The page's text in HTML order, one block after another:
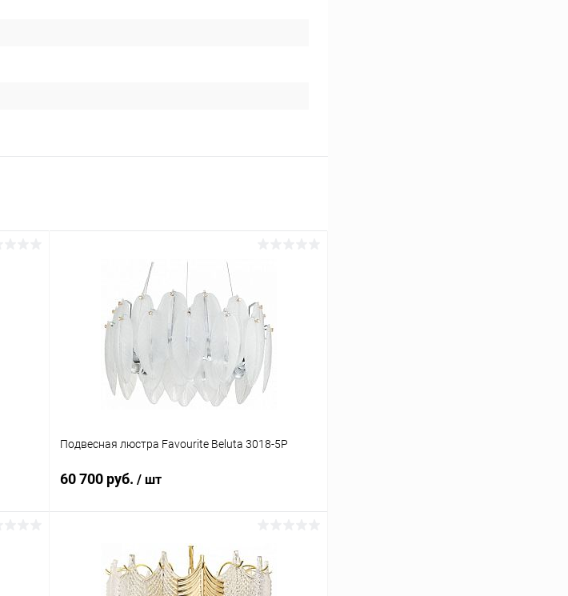
Подвесная люстра Favourite Beluta 3018-5P
60 700 руб. / шт
В корзину
Купить в 1 клик Сравнение